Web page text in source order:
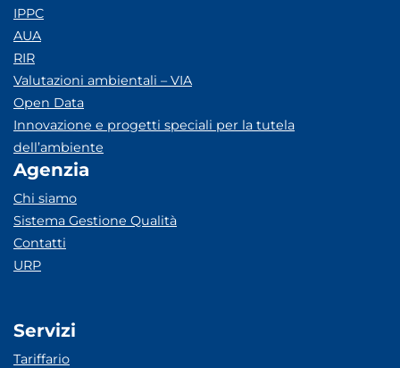
IPPC
AUA
RIR
Valutazioni ambientali – VIA
Open Data
Innovazione e progetti speciali per la tutela
dell’ambiente
Agenzia
Chi siamo
Sistema Gestione Qualità
Contatti
URP
Servizi
Tariffario